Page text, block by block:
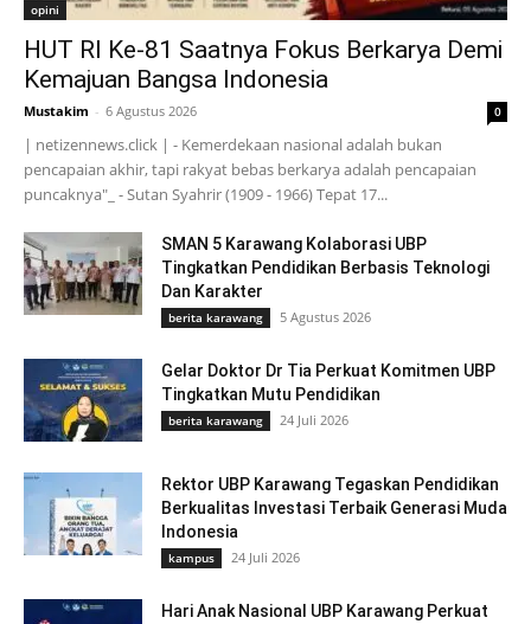
opini
HUT RI Ke-81 Saatnya Fokus Berkarya Demi
Kemajuan Bangsa Indonesia
Mustakim - 6 Agustus 2026 0
| netizennews.click | - Kemerdekaan nasional adalah bukan
pencapaian akhir, tapi rakyat bebas berkarya adalah pencapaian
puncaknya"_ - Sutan Syahrir (1909 - 1966) Tepat 17...
SMAN 5 Karawang Kolaborasi UBP
Tingkatkan Pendidikan Berbasis Teknologi
Dan Karakter
berita karawang 5 Agustus 2026
Gelar Doktor Dr Tia Perkuat Komitmen UBP
Tingkatkan Mutu Pendidikan
berita karawang 24 Juli 2026
Rektor UBP Karawang Tegaskan Pendidikan
Berkualitas Investasi Terbaik Generasi Muda
Indonesia
kampus 24 Juli 2026
Hari Anak Nasional UBP Karawang Perkuat